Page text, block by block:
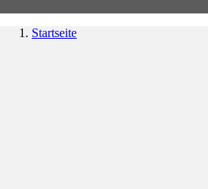
Startseite